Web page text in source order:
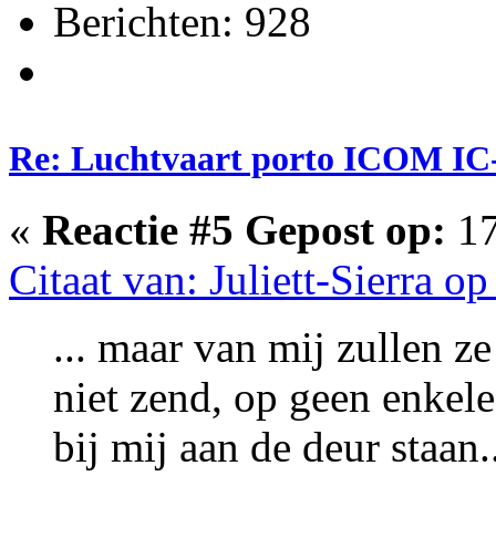
Berichten: 928
Re: Luchtvaart porto ICOM
« Reactie #5 Gepost op:
Citaat van: Juliett-Sierra
... maar van mij zullen
niet zend, op geen
bij mij aan de deur